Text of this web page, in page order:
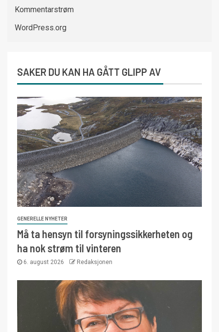
Kommentarstrøm
WordPress.org
SAKER DU KAN HA GÅTT GLIPP AV
GENERELLE NYHETER
Må ta hensyn til forsyningssikkerheten og
ha nok strøm til vinteren
6. august 2026 Redaksjonen